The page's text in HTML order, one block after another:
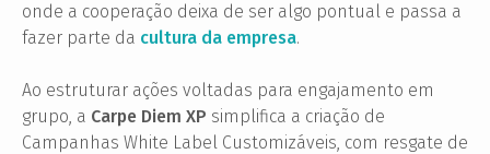
onde a cooperação deixa de ser algo pontual e passa a
fazer parte da cultura da empresa.
Ao estruturar ações voltadas para engajamento em
grupo, a Carpe Diem XP simplifica a criação de
Campanhas White Label Customizáveis, com resgate de